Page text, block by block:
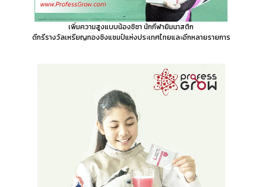
เพิ่มความสูงแบบน้องชิชา นักกีฬายิมนาสติก
ดีกรีรางวัลเหรียญทองชิงแชมป์แห่งประเทศไทยและอีกหลายรายการ